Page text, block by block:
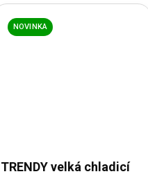
NOVINKA
TRENDY velká chladicí